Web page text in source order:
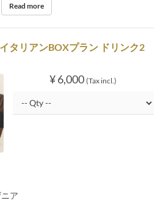
Read more
タリアンBOXプラン ドリンク2
¥ 6,000 (Tax incl.)
ア